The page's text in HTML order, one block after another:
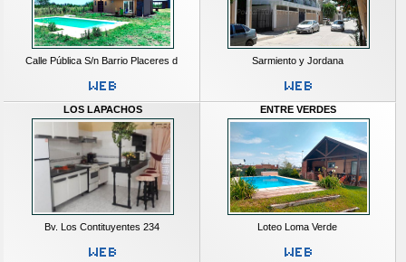
Calle Pública S/n Barrio Placeres d Sarmiento y Jordana
LOS LAPACHOS
Bv. Los Contituyentes 234
ENTRE VERDES
Loteo Loma Verde